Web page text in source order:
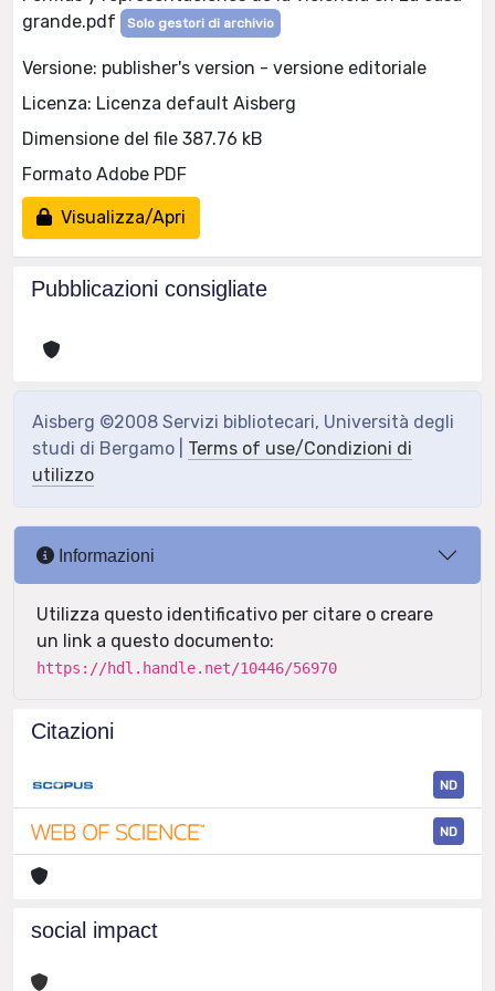
grande.pdf
Solo gestori di archivio
Versione: publisher's version - versione editoriale
Licenza: Licenza default Aisberg
Dimensione del file 387.76 kB
Formato Adobe PDF
Visualizza/Apri
Pubblicazioni consigliate
Aisberg ©2008 Servizi bibliotecari, Università degli
studi di Bergamo | Terms of use/Condizioni di
utilizzo
Informazioni
Utilizza questo identificativo per citare o creare
un link a questo documento:
https://hdl.handle.net/10446/56970
Citazioni
ND
ND
social impact